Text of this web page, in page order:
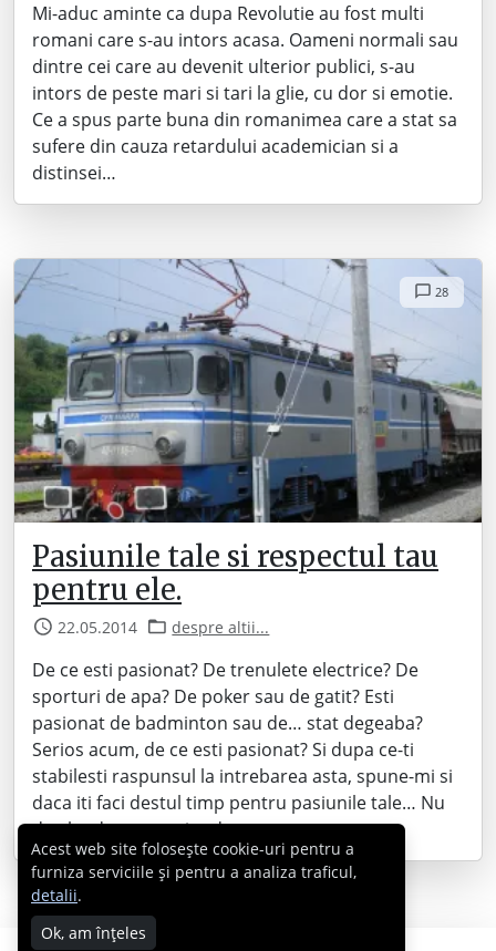
Mi-aduc aminte ca dupa Revolutie au fost multi
romani care s-au intors acasa. Oameni normali sau
dintre cei care au devenit ulterior publici, s-au
intors de peste mari si tari la glie, cu dor si emotie.
Ce a spus parte buna din romanimea care a stat sa
sufere din cauza retardului academician si a
distinsei…
28
Pasiunile tale si respectul tau
pentru ele.
22.05.2014 despre altii...
De ce esti pasionat? De trenulete electrice? De
sporturi de apa? De poker sau de gatit? Esti
pasionat de badminton sau de… stat degeaba?
Serios acum, de ce esti pasionat? Si dupa ce-ti
stabilesti raspunsul la intrebarea asta, spune-mi si
daca iti faci destul timp pentru pasiunile tale… Nu
de alta dar… pe oriunde ma…
Acest web site folosește cookie-uri pentru a
furniza serviciile și pentru a analiza traficul,
detalii.
Ok, am înțeles